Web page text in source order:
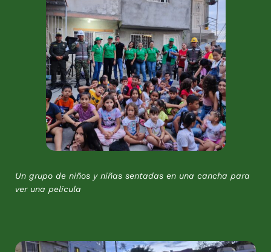
Un grupo de niños y niñas sentadas en una cancha para
ver una pelicula